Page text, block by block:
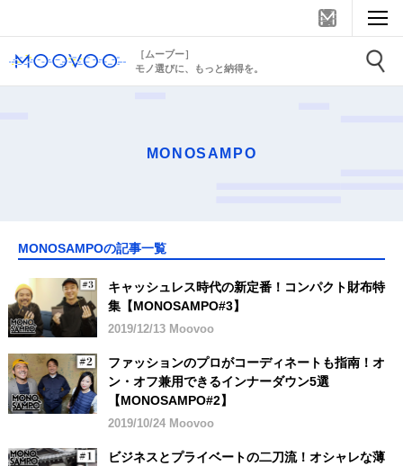
［ムーブー］
モノ選びに、もっと納得を。
MONOSAMPO
MONOSAMPOの記事一覧
キャッシュレス時代の新定番！コンパクト財布特
集【MONOSAMPO#3】
2019/12/13 Moovoo
ファッションのプロがコーディネートも指南！オ
ン・オフ兼用できるインナーダウン5選
【MONOSAMPO#2】
2019/10/24 Moovoo
ビジネスとプライベートの二刀流！オシャレな薄